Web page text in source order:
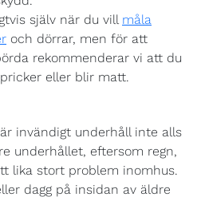
själv när du vill måla
och dörrar, men för att
rekommenderar vi att du
eller blir matt.
invändigt underhåll inte alls
underhållet, eftersom regn,
lika stort problem inomhus.
dagg på insidan av äldre